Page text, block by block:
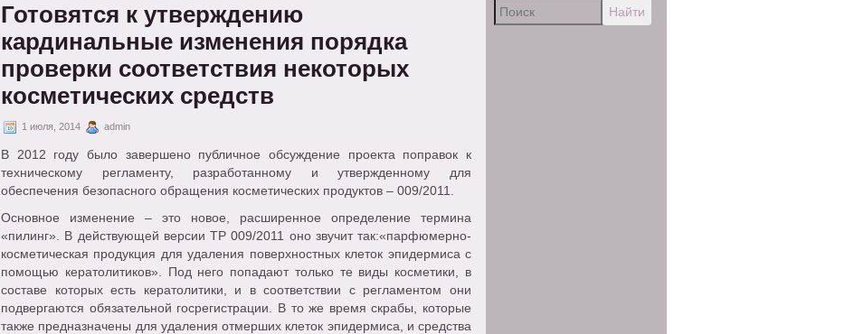
Готовятся к утверждению
кардинальные изменения порядка
проверки соответствия некоторых
косметических средств
1 июля, 2014 admin
В 2012 году было завершено публичное обсуждение проекта поправок к
техническому регламенту, разработанному и утвержденному для
обеспечения безопасного обращения косметических продуктов – 009/2011.
Основное изменение – это новое, расширенное определение термина
«пилинг». В действующей версии ТР 009/2011 оно звучит так:«парфюмерно-
косметическая продукция для удаления поверхностных клеток эпидермиса с
помощью кератолитиков». Под него попадают только те виды косметики, в
составе которых есть кератолитики, и в соответствии с регламентом они
подвергаются обязательной госрегистрации. В то же время скрабы, которые
также предназначены для удаления отмерших клеток эпидермиса, и средства
Найти